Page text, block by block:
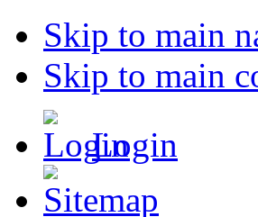
Skip to main
Skip to main
Login